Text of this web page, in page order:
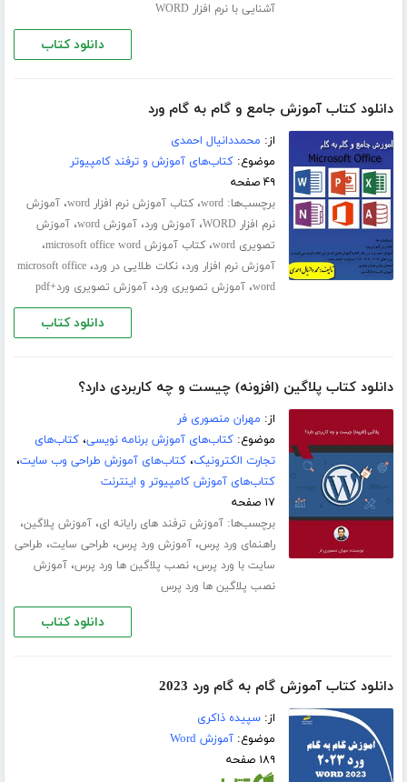
آشنایی با نرم افزار WORD
دانلود کتاب
دانلود کتاب آموزش جامع و گام به گام ورد
از: محمددانیال احمدی
موضوع:کتاب‌های آموزش و ترفند کامپیوتر
۴۹ صفحه
برچسب‌ها:word،کتاب آموزش نرم افزار word ،آموزش
نرم افزار WORD
،آموزش ورد،آموزش word ،آموزش
تصویری word
،کتاب آموزش microsoft office word ،
آموزش نرم افزار ورد،نکات طلایی در ورد،microsoft office
word،آموزش تصویری ورد،آموزش تصویری ورد+pdf
دانلود کتاب
دانلود کتاب پلاگین (افزونه) چیست و چه کاربردی دارد؟
از: مهران منصوری فر
موضوع:کتاب‌های آموزش برنامه نویسی،کتاب‌های
تجارت الکترونیک،کتاب‌های آموزش طراحی وب سایت،
کتاب‌های آموزش کامپیوتر و اینترنت
۱۷ صفحه
برچسب‌ها:آموزش ترفند های رایانه ای،آموزش پلاگین،
راهنمای ورد پرس،آموزش ورد پرس، طراحی سایت، طراحی
سایت با ورد پرس،نصب پلاگین ها ورد پرس،آموزش
نصب پلاگین ها ورد پرس
دانلود کتاب
دانلود کتاب آموزش گام به گام ورد 2023
از:سپیده ذاکری
موضوع:آموزش Word
۱۸۹ صفحه